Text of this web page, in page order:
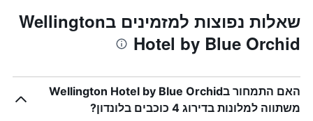
שאלות נפוצות למזמינים בWellington
Hotel by Blue Orchid
האם התמחור בWellington Hotel by Blue Orchid
משתווה למלונות בדירוג 4 כוכבים בלונדון?